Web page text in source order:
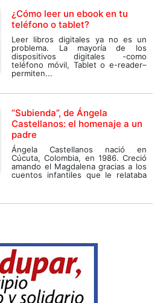
¿Cómo leer un ebook en tu
teléfono o tablet?
Leer libros digitales ya no es un
problema. La mayoría de los
dispositivos digitales -como
teléfono móvil, Tablet o e-reader–
permiten...
“Subienda”, de Ángela
Castellanos: el homenaje a un
padre
Ángela Castellanos nació en
Cúcuta, Colombia, en 1986. Creció
amando el Magdalena gracias a los
cuentos infantiles que le relataba